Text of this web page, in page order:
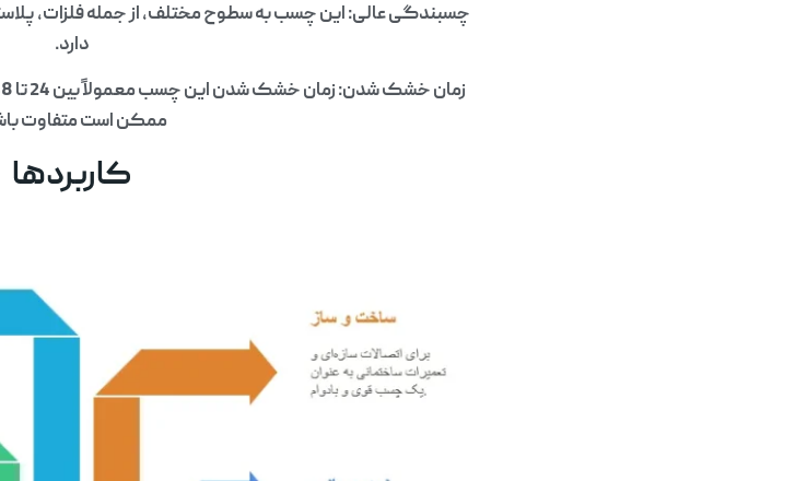
چسبندگی عالی: این چسب به سطوح مختلف، از جمله فلزات،
دارد.
ممکن است متفاوت
کاربردها